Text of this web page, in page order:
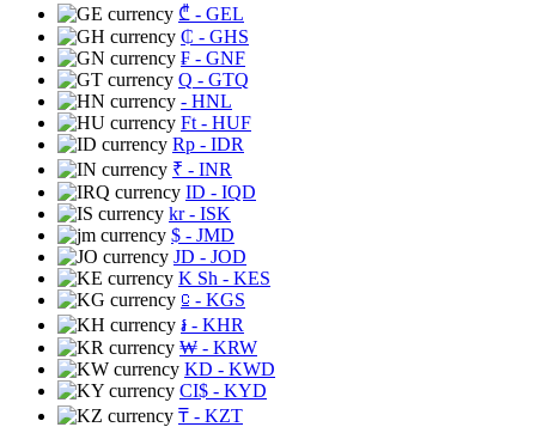
₾ - GEL
₵ - GHS
₣ - GNF
Q - GTQ
- HNL
Ft - HUF
Rp - IDR
₹ - INR
ID - IQD
kr- ISK
$ - JMD
JD - JOD
K Sh - KES
⃀ - KGS
៛ - KHR
₩ - KRW
KD - KWD
CI$ - KYD
₸ - KZT